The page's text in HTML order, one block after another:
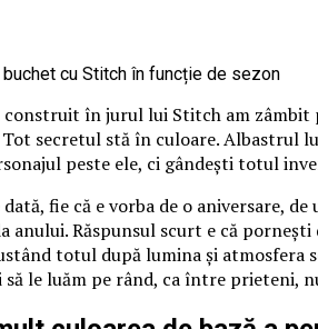
construit în jurul lui Stitch am
secretul stă în culoare. Albastrul
peste ele, ci gândești totul
fie că e vorba de o aniversare,
anului. Răspunsul scurt e că
totul după lumina și atmosfera
să le luăm pe rând, ca între prieteni,